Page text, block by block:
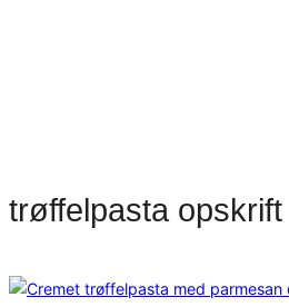
trøffelpasta opskrift